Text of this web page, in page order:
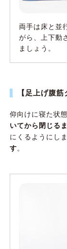
両手は床と並
がら、上下動
ましょう。
【足上げ腹
仰向けに寝た状
いてから閉じる
にくるようにし
す。